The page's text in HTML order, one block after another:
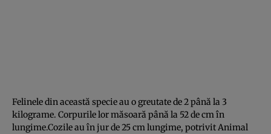
Felinele din această specie au o greutate de 2 până la 3
kilograme. Corpurile lor măsoară până la 52 de cm în
lungime.Cozile au în jur de 25 cm lungime, potrivit Animal